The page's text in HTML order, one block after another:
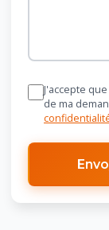
J'accepte
de ma